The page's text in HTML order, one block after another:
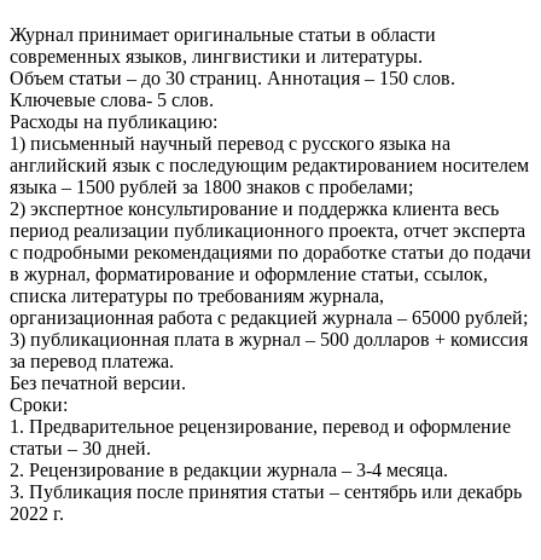
Журнал принимает оригинальные статьи в области
современных языков, лингвистики и литературы.
Объем статьи – до 30 страниц. Аннотация – 150 слов.
Ключевые слова- 5 слов.
Расходы на публикацию:
1) письменный научный перевод с русского языка на
английский язык с последующим редактированием носителем
языка – 1500 рублей за 1800 знаков с пробелами;
2) экспертное консультирование и поддержка клиента весь
период реализации публикационного проекта, отчет эксперта
с подробными рекомендациями по доработке статьи до подачи
в журнал, форматирование и оформление статьи, ссылок,
списка литературы по требованиям журнала,
организационная работа с редакцией журнала – 65000 рублей;
3) публикационная плата в журнал – 500 долларов + комиссия
за перевод платежа.
Без печатной версии.
Сроки:
1. Предварительное рецензирование, перевод и оформление
статьи – 30 дней.
2. Рецензирование в редакции журнала – 3-4 месяца.
3. Публикация после принятия статьи – сентябрь или декабрь
2022 г.